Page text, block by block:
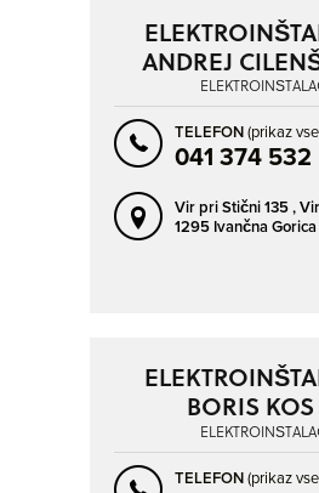
ANDREJ
TELEFON(prikaz
041 374 532
Vir pri Stični 135 ,
1295 Ivančna Gorica
BORIS KOS
TELEFON(prikaz